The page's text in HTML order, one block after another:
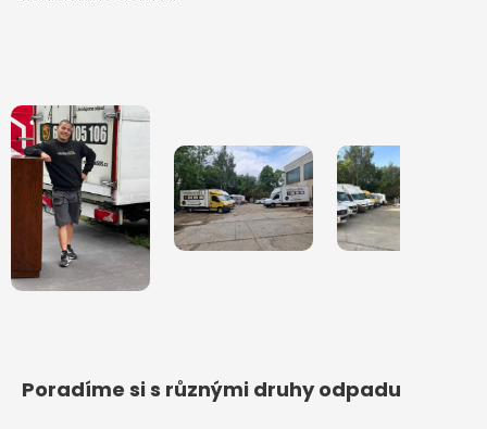
Poradíme si s různými druhy odpadu